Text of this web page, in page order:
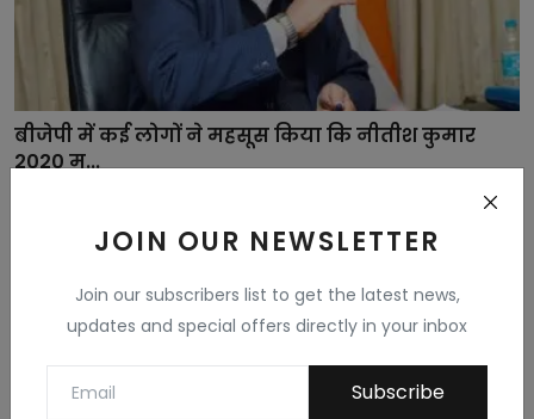
JOIN OUR NEWSLETTER
Join our subscribers list to get the latest news,
updates and special offers directly in your inbox
Subscribe
बीजेपी में कई लोगों ने महसूस किया कि नीतीश कुमार
2020 म...